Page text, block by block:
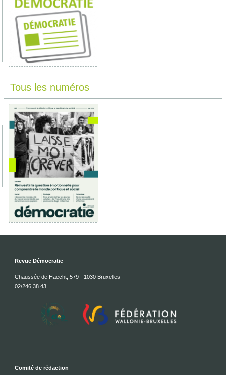
Tous les numéros
Revue Démocratie
Chaussée de Haecht, 579 - 1030 Bruxelles
02/246.38.43
Comité de rédaction